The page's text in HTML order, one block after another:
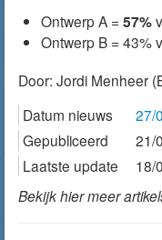
Ontwerp A = 57%
Ontwerp B = 43%
Door: Jordi Menheer
Datum nieuws
27/
Gepubliceerd
21/
Laatste update
18/
Bekijk hier meer